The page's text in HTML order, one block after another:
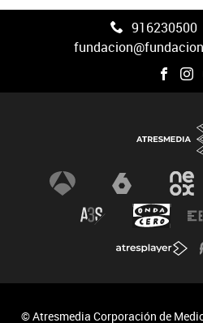
916230500
© Atresmedia Corporación de